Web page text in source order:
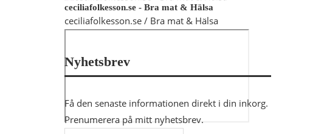
ceciliafolkesson.se - Bra mat & Hälsa
ceciliafolkesson.se / Bra mat & Hälsa
Nyhetsbrev
Få den senaste informationen direkt i din inkorg.
Prenumerera på mitt nyhetsbrev.